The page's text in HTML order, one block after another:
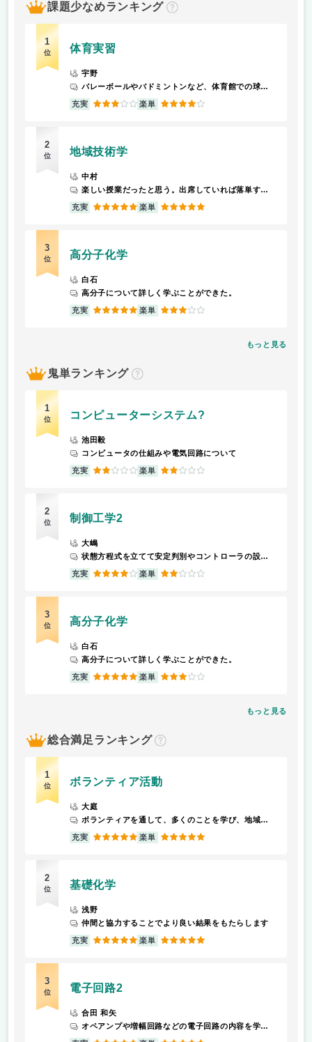
課題少なめランキング
？
1
位 体育実習
宇野
バレーボールやバドミントンなど、体育館での球技が中心
充実 3 楽単 4
2
位 地域技術学
中村
楽しい授業だったと思う。出席していれば落単することはない。
充実 5 楽単 5
3
位 高分子化学
白石
高分子について詳しく学ぶことができた。
充実 5 楽単 3
もっと見る
鬼単ランキング
？
1
位 コンピューターシステム?
池田毅
コンピュータの仕組みや電気回路について
充実 2 楽単 2
2
位 制御工学2
大嶋
状態方程式を立てて安定判別やコントローラの設計法を学ぶ。制御工学1よりは分かりやすいが難しいことに変わりはない。中間までの内容をしっかり定着させていないと、それ以降の理解が難しくなる。
充実 4 楽単 2
3
位 高分子化学
白石
高分子について詳しく学ぶことができた。
充実 5 楽単 3
もっと見る
総合満足ランキング
？
1
位 ボランティア活動
大庭
ボランティアを通して、多くのことを学び、地域に貢献できてよかったと思います。
充実 5 楽単 5
2
位 基礎化学
浅野
仲間と協力することでより良い結果をもたらします
充実 5 楽単 5
3
位 電子回路2
合田 和矢
オペアンプや増幅回路などの電子回路の内容を学ぶことができる
5 5